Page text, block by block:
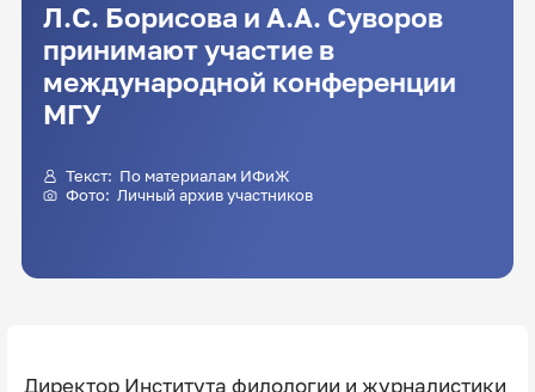
Л.С. Борисова и А.А. Суворов
принимают участие в
международной конференции
МГУ
Текст: По материалам ИФиЖ
Фото: Личный архив участников
Директор Института филологии и журналистики